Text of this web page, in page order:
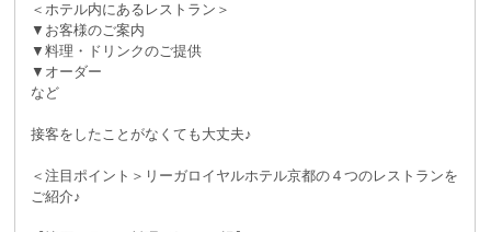
＜ホテル内にあるレストラン＞
▼お客様のご案内
▼料理・ドリンクのご提供
▼オーダー
など
接客をしたことがなくても大丈夫♪
＜注目ポイント＞リーガロイヤルホテル京都の４つのレストランを
ご紹介♪